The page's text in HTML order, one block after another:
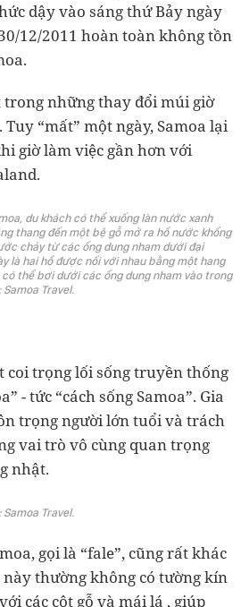
dậy vào sáng thứ Bảy ngày
12/2011 hoàn toàn không tồn
những thay đổi múi giờ
“mất” một ngày, Samoa lại
giờ làm việc gần hơn với
du khách có thể xuống làn nước xanh
thang đến một bệ gỗ mở ra hồ nước khổng
chảy từ các ống dung nham dưới đại
là hai hồ được nối với nhau bằng một hang
thể bơi dưới các ống dung nham vào trong
Travel.
coi trọng lối sống truyền thống
- tức “cách sống Samoa”. Gia
trọng người lớn tuổi và trách
vai trò vô cùng quan trọng
nhật.
Travel.
gọi là “fale”, cũng rất khác
thường không có tường kín
các cột gỗ và mái lá , giúp